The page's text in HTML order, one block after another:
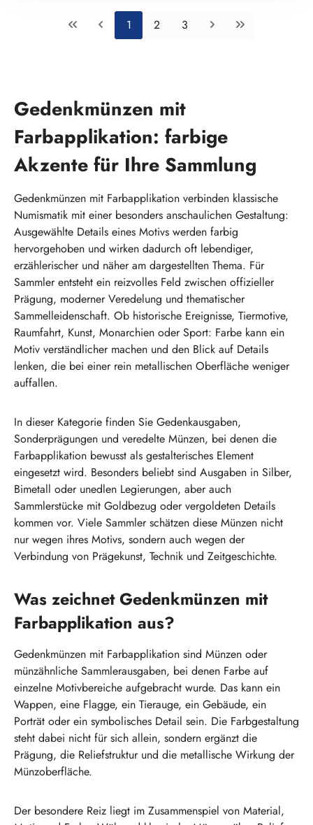
Seite
1 Seite
2 Seite
3
Gedenkmünzen mit
Farbapplikation: farbige
Akzente für Ihre Sammlung
Gedenkmünzen mit Farbapplikation verbinden klassische
Numismatik mit einer besonders anschaulichen Gestaltung:
Ausgewählte Details eines Motivs werden farbig
hervorgehoben und wirken dadurch oft lebendiger,
erzählerischer und näher am dargestellten Thema. Für
Sammler entsteht ein reizvolles Feld zwischen offizieller
Prägung, moderner Veredelung und thematischer
Sammelleidenschaft. Ob historische Ereignisse, Tiermotive,
Raumfahrt, Kunst, Monarchien oder Sport: Farbe kann ein
Motiv verständlicher machen und den Blick auf Details
lenken, die bei einer rein metallischen Oberfläche weniger
auffallen.
In dieser Kategorie finden Sie Gedenkausgaben,
Sonderprägungen und veredelte Münzen, bei denen die
Farbapplikation bewusst als gestalterisches Element
eingesetzt wird. Besonders beliebt sind Ausgaben in Silber,
Bimetall oder unedlen Legierungen, aber auch
Sammlerstücke mit Goldbezug oder vergoldeten Details
kommen vor. Viele Sammler schätzen diese Münzen nicht
nur wegen ihres Motivs, sondern auch wegen der
Verbindung von Prägekunst, Technik und Zeitgeschichte.
Was zeichnet Gedenkmünzen mit
Farbapplikation aus?
Gedenkmünzen mit Farbapplikation sind Münzen oder
münzähnliche Sammlerausgaben, bei denen Farbe auf
einzelne Motivbereiche aufgebracht wurde. Das kann ein
Wappen, eine Flagge, ein Tierauge, ein Gebäude, ein
Porträt oder ein symbolisches Detail sein. Die Farbgestaltung
steht dabei nicht für sich allein, sondern ergänzt die
Prägung, die Reliefstruktur und die metallische Wirkung der
Münzoberfläche.
Der besondere Reiz liegt im Zusammenspiel von Material,